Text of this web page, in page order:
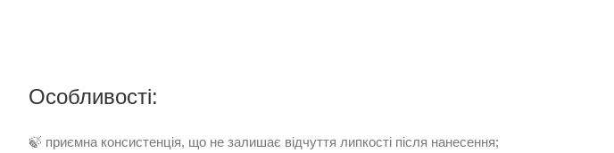
Особливості:
🍃 приємна консистенція, що не залишає відчуття липкості після нанесення;